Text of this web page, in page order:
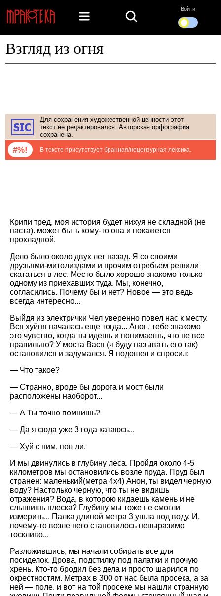
Войти
Взгляд из огня
Для сохранения художественной ценности этот
текст не редактировался. Авторская орфография
сохранена.
#%! В тексте присутствует бранная/нецензурная лексика.
Крипи тред, моя история будет нихуя не складной (не
паста). может быть кому-то она и покажется
прохладной.
Дело было около двух лет назад. Я со своими
друзьями-митолиздами и прочим отребьем решили
скататься в лес. Место было хорошо знакомо только
одному из приехавших туда. Мы, конечно,
согласились. Почему бы и нет? Новое — это ведь
всегда интересно...
Выйдя из электрички Чел уверенно повел нас к месту.
Вся хуйня началась еще тогда... Анон, тебе знакомо
это чувство, когда ты идешь и понимаешь, что не все
правильно? У моста Вася (я буду называть его так)
остановился и задумался. Я подошел и спросил:
— Что такое?
— Странно, вроде бы дорога и мост были
расположены наоборот...
— А Ты точно помнишь?
— Да я сюда уже 3 года катаюсь...
— Хуй с ним, пошли.
И мы двинулись в глубину леса. Пройдя около 4-5
километров мы остановились возле пруда. Пруд был
странен: маленький(метра 4х4) Анон, ты видел черную
воду? Настолько черную, что ты не видишь
отражения? Вода, в которою кидаешь камень и не
слышишь плеска? Глубину мы тоже не смогли
измерить... Палка длиной метра 3 ушла под воду. И,
почему-то возле него становилось невыразимо
тоскливо...
Разложившись, мы начали собирать все для
посиделок. Дрова, подстилку под палатки и прочую
хрень. Кто-то бродил без дела и просто шарился по
окрестностям. Метрах в 300 от нас была просека, а за
ней — поле. и вот на той просеке мы нашли странную